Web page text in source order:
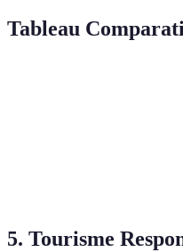
Tableau
5. Tourisme